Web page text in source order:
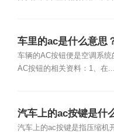
车里的ac是什么意思
车辆的AC按钮便是空调系
AC按钮的相关资料：1、在...
汽车上的ac按键是什
汽车上的ac按键是指压缩机